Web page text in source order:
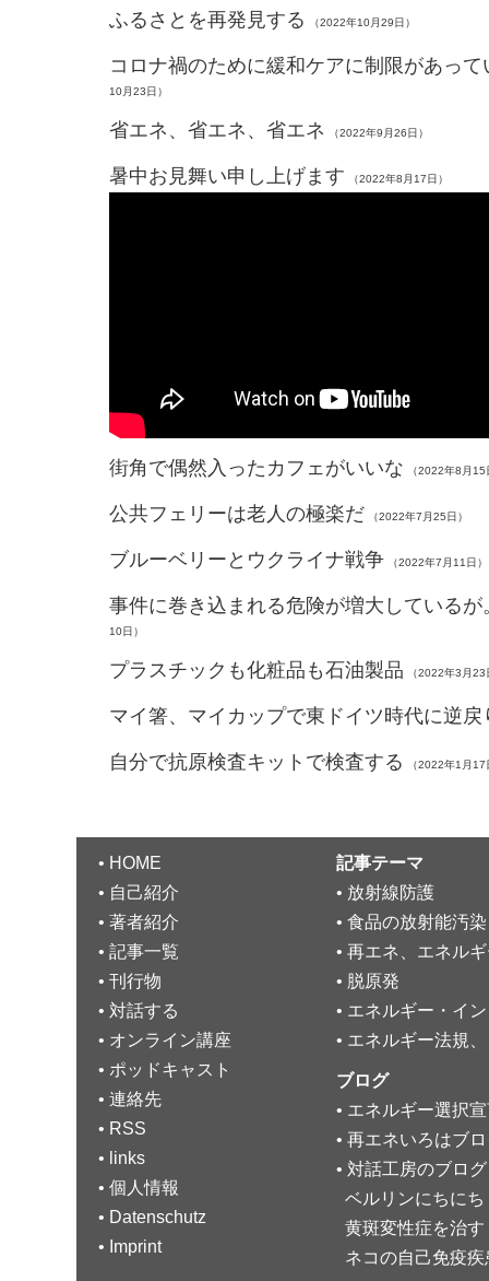
ふるさとを再発見する （2022年10月29日）
コロナ禍のために緩和ケアに制限があって
10月23日）
省エネ、省エネ、省エネ （2022年9月26日）
暑中お見舞い申し上げます （2022年8月17日）
街角で偶然入ったカフェがいいな （2022年8月15
公共フェリーは老人の極楽だ （2022年7月25日）
ブルーベリーとウクライナ戦争 （2022年7月11日）
事件に巻き込まれる危険が増大しているが
10日）
プラスチックも化粧品も石油製品 （2022年3月23
マイ箸、マイカップで東ドイツ時代に逆戻
自分で抗原検査キットで検査する （2022年1月17